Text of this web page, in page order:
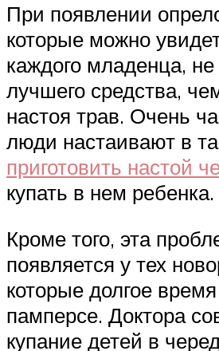
При появлении
которые можно
каждого младенца,
лучшего средства,
настоя трав. Очень
люди настаивают в
приготовить настой
купать в нем ребенка.
Кроме того, эта
появляется у тех
которые долгое
памперсе. Доктора
купание детей в